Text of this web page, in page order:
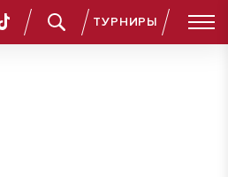
ТУРНИРЫ